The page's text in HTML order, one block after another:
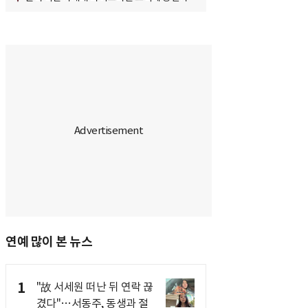
연예 많이 본 뉴스
1
"故 서세원 떠난 뒤 연락 끊
겼다"…서동주, 동생과 절